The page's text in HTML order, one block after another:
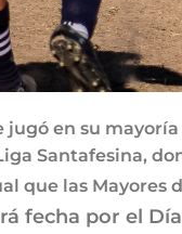
jugó en su
Santafesina,
que las Mayores
fecha por el